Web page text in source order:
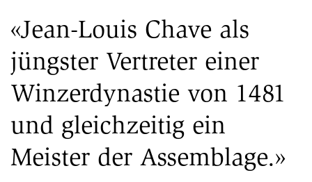
«Jean-Louis Chave als
jüngster Vertreter einer
Winzerdynastie von 1481
und gleichzeitig ein
Meister der Assemblage.»